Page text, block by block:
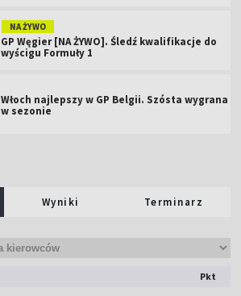
NA ŻYWO
GP Węgier [NA ŻYWO]. Śledź kwalifikacje do
wyścigu Formuły 1
Włoch najlepszy w GP Belgii. Szósta wygrana
w sezonie
Wyniki Terminarz
Pkt